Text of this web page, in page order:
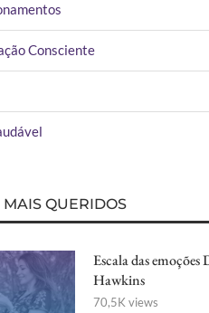
Consciente
MAIS QUERIDOS
Escala das emoções
Hawkins
70,5K views